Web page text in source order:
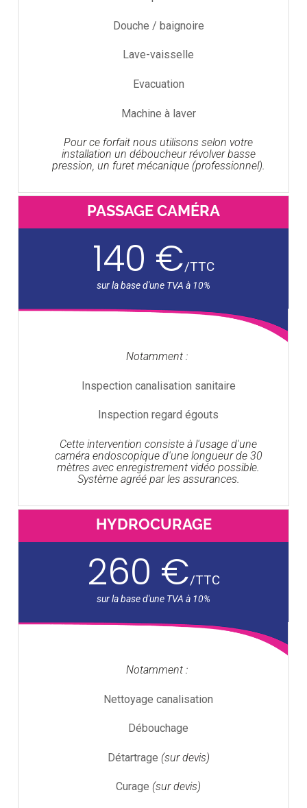
Douche / baignoire
Lave-vaisselle
Evacuation
Machine à laver
Pour ce forfait nous utilisons selon votre
installation un déboucheur révolver basse
pression, un furet mécanique (professionnel).
PASSAGE CAMÉRA
140 €/TTC
Notamment :
Inspection canalisation sanitaire
Inspection regard égouts
Cette intervention consiste à l'usage d'une
caméra endoscopique d'une longueur de 30
mètres avec enregistrement vidéo possible.
Système agréé par les assurances.
HYDROCURAGE
260 €/TTC
Notamment :
Nettoyage canalisation
Débouchage
Détartrage (sur devis)
Curage (sur devis)